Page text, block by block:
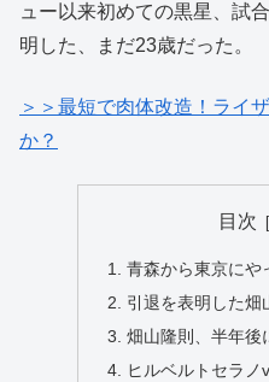
ュー以来初めての黒星、試
明した、まだ23歳だった。
＞＞最短で肉体改造！ライ
か？
目次
青森から東京にや
引退を表明した畑
畑山隆則、半年後
ヒルベルトセラノ